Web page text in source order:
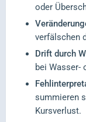
oder
verfälschen
Drift durch
bei Wasser-
summieren
Kursverlust.